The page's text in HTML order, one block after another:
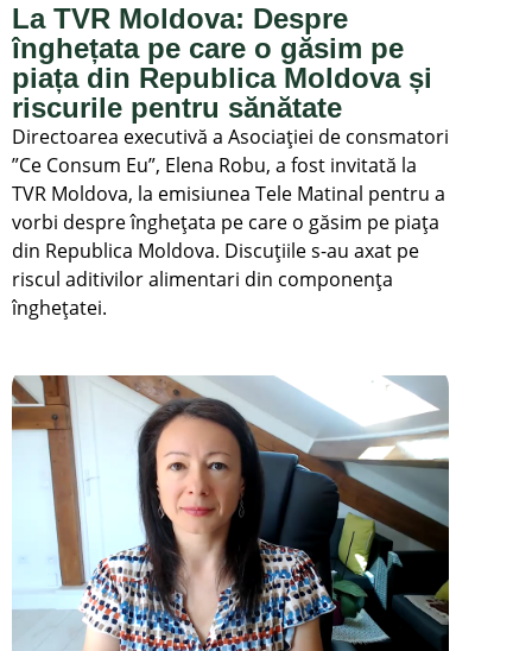
La TVR Moldova: Despre
înghețata pe care o găsim pe
piața din Republica Moldova și
riscurile pentru sănătate
Directoarea executivă a Asociației de consmatori
”Ce Consum Eu”, Elena Robu, a fost invitată la
TVR Moldova, la emisiunea Tele Matinal pentru a
vorbi despre înghețata pe care o găsim pe piața
din Republica Moldova. Discuțiile s-au axat pe
riscul aditivilor alimentari din componența
înghețatei.